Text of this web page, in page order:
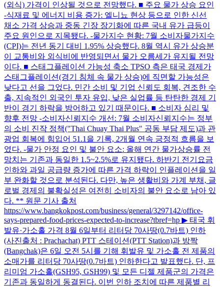
(외식) 가격이 인상될 것으로 전망했다. ■ 주요 물가 상승 요인
-식재료 및 에너지 비용 증가: 엘니뇨 현상 등으로 인한 신선
채소 가격 상승과 중동 긴장 장기화에 따른 국내 유가 급등이
주요 원인으로 지목됐다. -물가지수 현황: 7월 소비자물가지수
(CPI)는 전년 동기 대비 1.95% 상승했다. 8월 역시 유가 상승분
이 교통비와 외식비에 반영되면서 물가 오름세가 유지될 전망
이다. ■ 스태그플레이션 가능성 축소 TPSO 측은 태국 경제가
스태그플레이션(경기 침체 속 물가 상승)에 직면할 가능성은
낮다고 선을 그었다. 민간 소비 및 기업 신뢰도 회복, 견조한 수
출, 지속적인 외국인 투자 유입, 낮은 실업률 등 탄탄한 경제 기
반이 경기 하락을 방어하고 있기 때문이다. ■ 소비자 심리 및
향후 전망 -소비자신뢰지수 개선: 7월 소비자신뢰지수는 정부
의 소비 진작 정책("Thai Chuay Thai Plus" 공동 부담 제도)과 관
광업 회복에 힘입어 51.1을 기록, 2개월 연속 긍정적 흐름을 보
였다. -물가 안정 요인 및 불안 요소: 올해 연간 물가상승률 전
망치는 기존과 동일한 1.5~2.5%로 유지됐다. 하반기 전기요금
인하와 과일 공급량 증가에 따른 가격 하락이 인플레이션을 일
부 완화할 것으로 분석된다. 다만, 높은 생활비와 가계 부채, 글
로벌 경제의 불확실성은 여전히 소비자의 불안 요소로 남아 있
다. ** 원문 기사 출처
https://www.bangkokpost.com/business/general/3297142/office-
says-prepared-food-prices-expected-to-increase?tbref=hp ▶ 태국 휘
발유·가소홀 가격 8월 6일부터 리터당 70사땅(0.7바트) 인하
(사진출처 : Prachachat) PTT 스테이션(PTT Station)과 방짝
(Bangchak)은 6일 오전 5시를 기해 휘발유 및 가소홀 전 제품의
소매가를 리터당 70사땅(0.7바트) 인하한다고 발표했다. 단, 프
리미엄 가소홀(GSH95, GSH99) 및 모든 디젤 제품군의 가격은
기존과 동일하게 동결된다. 이번 인하 조치에 따른 제품별 리